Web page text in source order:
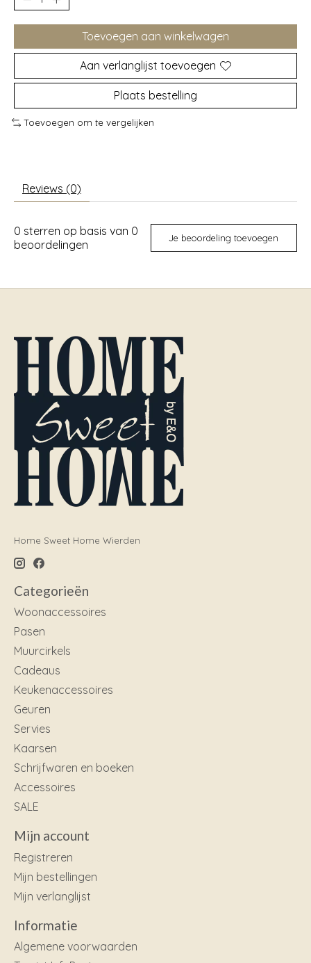
Toevoegen aan winkelwagen
Aan verlanglijst toevoegen
Plaats bestelling
Toevoegen om te vergelijken
Reviews (0)
0 sterren op basis van 0
beoordelingen
Je beoordeling toevoegen
Home Sweet Home Wierden
Categorieën
Woonaccessoires
Pasen
Muurcirkels
Cadeaus
Keukenaccessoires
Geuren
Servies
Kaarsen
Schrijfwaren en boeken
Accessoires
SALE
Mijn account
Registreren
Mijn bestellingen
Mijn verlanglijst
Informatie
Algemene voorwaarden